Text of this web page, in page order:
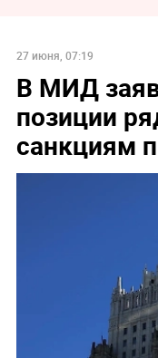
27 июня, 07:19
В МИД
позиции
санкциям